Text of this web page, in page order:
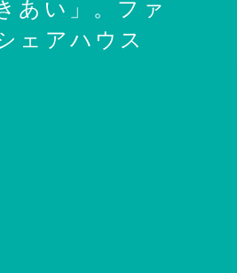
あい」。ファ
ェアハウス